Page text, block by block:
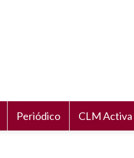
Periódico CLM Activa